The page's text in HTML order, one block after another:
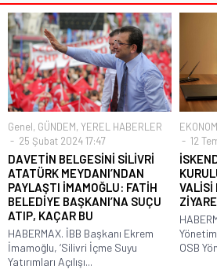
Genel, GÜNDEM, YEREL HABERLER
25 Şubat 2024 17:47
DAVETİN BELGESİNİ SİLİVRİ
ATATÜRK MEYDANI’NDAN
PAYLAŞTI İMAMOĞLU: FATİH
BELEDİYE BAŞKANI’NA SUÇU
ATIP, KAÇAR BU
HABERMAX. İBB Başkanı Ekrem
İmamoğlu, ‘Silivri İçme Suyu
Yatırımları Açılışı...
12
VALİSİ
OSB